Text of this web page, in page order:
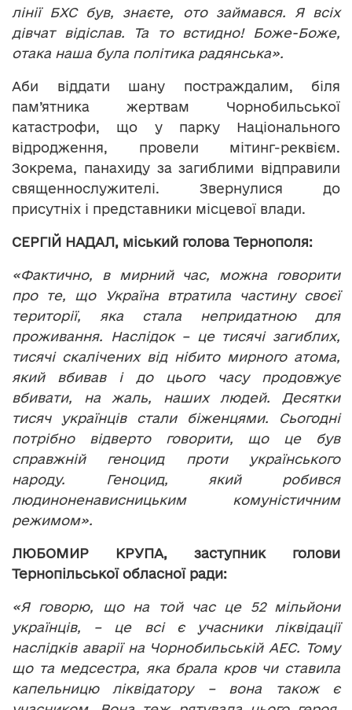
лінії БХС був, знаєте, ото займався. Я всіх
дівчат відіслав. Та то встидно! Боже-Боже,
отака наша була політика радянська».
Аби віддати шану постраждалим, біля
пам’ятника жертвам Чорнобильської
катастрофи, що у парку Національного
відродження, провели мітинг-реквієм.
Зокрема, панахиду за загиблими відправили
священнослужителі. Звернулися до
присутніх і представники місцевої влади.
СЕРГІЙ НАДАЛ, міський голова Тернополя:
«Фактично, в мирний час, можна говорити
про те, що Україна втратила частину своєї
території, яка стала непридатною для
проживання. Наслідок – це тисячі загиблих,
тисячі скалічених від нібито мирного атома,
який вбивав і до цього часу продовжує
вбивати, на жаль, наших людей. Десятки
тисяч українців стали біженцями. Сьогодні
потрібно відверто говорити, що це був
справжній геноцид проти українського
народу. Геноцид, який робився
людиноненависницьким комуністичним
режимом».
ЛЮБОМИР КРУПА, заступник голови
Тернопільської обласної ради:
«Я говорю, що на той час це 52 мільйони
українців, – це всі є учасники ліквідації
наслідків аварії на Чорнобильській АЕС. Тому
що та медсестра, яка брала кров чи ставила
капельницю ліквідатору – вона також є